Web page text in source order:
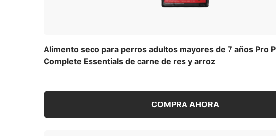
414 kcal/lata
Para una lista de todas las recomendaciones de
Alimento seco para perros adultos mayores de 7 años Pro
Complete Essentials de carne de res y arroz
COMPRA AHORA